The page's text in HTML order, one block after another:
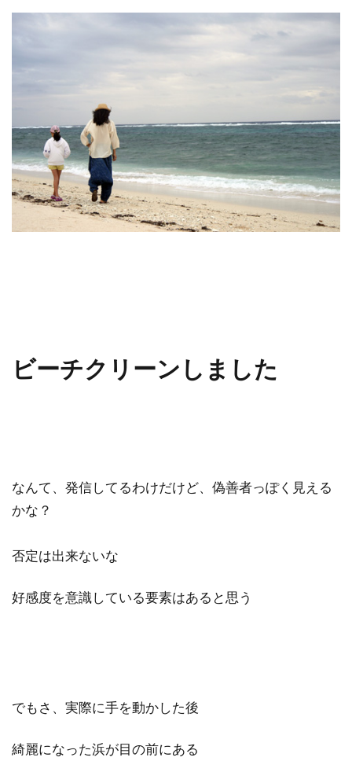
ビーチクリーンしました
なんて、発信してるわけだけど、偽善者っぽく見える
かな？
否定は出来ないな
好感度を意識している要素はあると思う
でもさ、実際に手を動かした後
綺麗になった浜が目の前にある